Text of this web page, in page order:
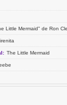
Little Mermaid" de Ron
The Little Mermaid